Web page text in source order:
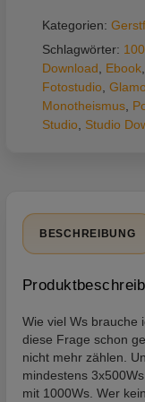
Kategorien:
Schlagwörter:
Download
Ebook
Fotostudio
Monotheismus
Studio
Studio
BESCHREIBUNG
Wie viel Ws brauche
diese Frage schon
nicht mehr zählen.
mindestens
mit 1000Ws. Wer